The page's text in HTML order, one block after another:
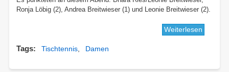
Ronja Löbig (2), Andrea Breitwieser (1) und Leonie Breitwieser (2).
Weiterlesen
Tags Tischtennis Damen